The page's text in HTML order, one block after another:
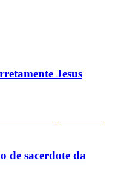
Jesus
de sacerdote da